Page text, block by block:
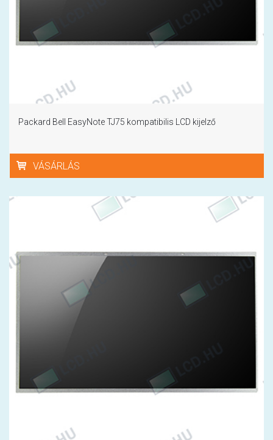
Packard Bell EasyNote TJ75 kompatibilis LCD kijelző
VÁSÁRLÁS